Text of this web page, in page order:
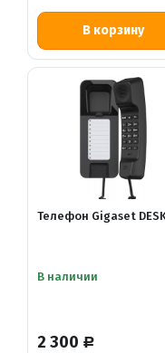
В корзину
Телефон Gigaset
В наличии
2 300 Р